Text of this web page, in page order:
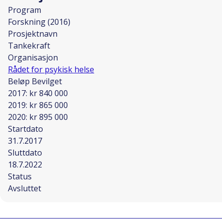
Program
Forskning (2016)
Prosjektnavn
Tankekraft
Organisasjon
Rådet for psykisk helse
Beløp Bevilget
2017: kr 840 000
2019: kr 865 000
2020: kr 895 000
Startdato
31.7.2017
Sluttdato
18.7.2022
Status
Avsluttet